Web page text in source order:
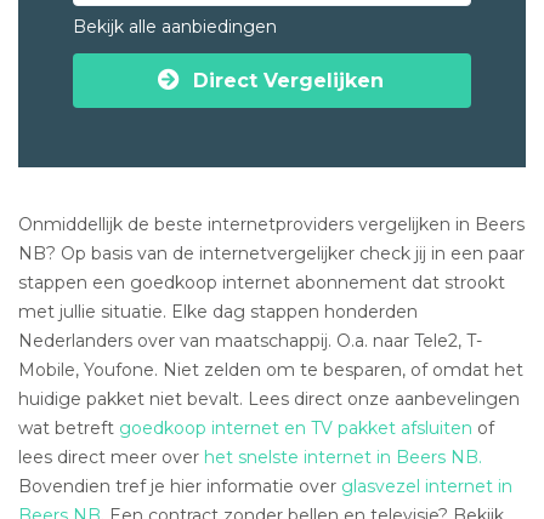
Bekijk alle aanbiedingen
Direct Vergelijken
Onmiddellijk de beste internetproviders vergelijken in Beers
NB? Op basis van de internetvergelijker check jij in een paar
stappen een goedkoop internet abonnement dat strookt
met jullie situatie. Elke dag stappen honderden
Nederlanders over van maatschappij. O.a. naar Tele2, T-
Mobile, Youfone. Niet zelden om te besparen, of omdat het
huidige pakket niet bevalt. Lees direct onze aanbevelingen
wat betreft goedkoop internet en TV pakket afsluiten of
lees direct meer over het snelste internet in Beers NB.
Bovendien tref je hier informatie over glasvezel internet in